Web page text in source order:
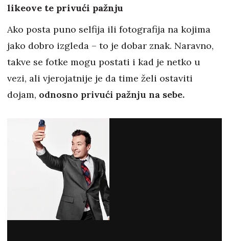
likeove te privući pažnju
Ako posta puno selfija ili fotografija na kojima
jako dobro izgleda – to je dobar znak. Naravno,
takve se fotke mogu postati i kad je netko u
vezi, ali vjerojatnije je da time želi ostaviti
dojam, odnosno privući pažnju na sebe.